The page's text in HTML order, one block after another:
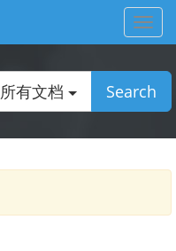
所有文档 Search